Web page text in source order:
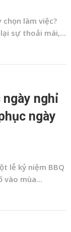
làm việc?
sự thoải mái,...
ngày nghỉ
ngày
lễ kỷ niệm BBQ
vào mùa...